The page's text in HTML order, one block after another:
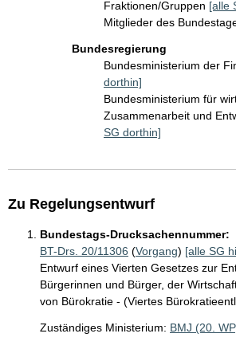
Fraktionen/Gruppen [alle
Mitglieder des
Bundesregierung
Bundesministerium der
dorthin]
Bundesministerium für
Zusammenarbeit und
SG dorthin]
Zu Regelungsentwurf
Bundestags-Drucksachennummer:
BT-Drs. 20/11306 (Vorgang) [alle SG
Entwurf eines Vierten Gesetzes zur
Bürgerinnen und Bürger, der
von Bürokratie - (Viertes
Zuständiges Ministerium: BMJ (20.